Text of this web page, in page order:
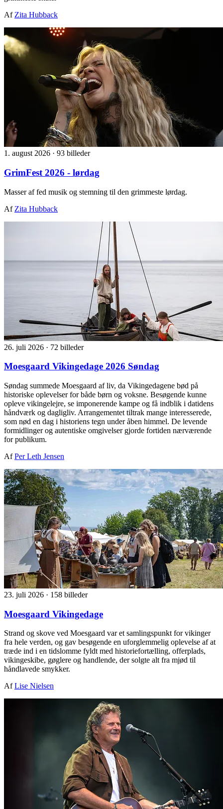
Af Zita Hubback
1. august 2026 · 93 billeder
GrimFest 2026 - lørdag
Masser af fed musik og stemning til den grimmeste lørdag.
Af Zita Hubback
26. juli 2026 · 72 billeder
Moesgaard Vikingedage 2026 Søndag
Søndag summede Moesgaard af liv, da Vikingedagene bød på
historiske oplevelser for både børn og voksne. Besøgende kunne
opleve vikingelejre, se imponerende kampe og få indblik i datidens
håndværk og dagligliv. Arrangementet tiltrak mange interesserede,
som nød en dag i historiens tegn under åben himmel. De levende
formidlinger og autentiske omgivelser gjorde fortiden nærværende
for publikum.
AfPer Leth Jensen
23. juli 2026 · 158 billeder
Moesgaard Vikingedage
Strand og skove ved Moesgaard var et samlingspunkt for vikinger
fra hele verden, og gav besøgende en uforglemmelig oplevelse af at
træde ind i en tidslomme fyldt med historiefortælling, offerplads,
vikingeskibe, gøglere og handlende, der solgte alt fra mjød til
håndlavede smykker.
AfLise Nielsen